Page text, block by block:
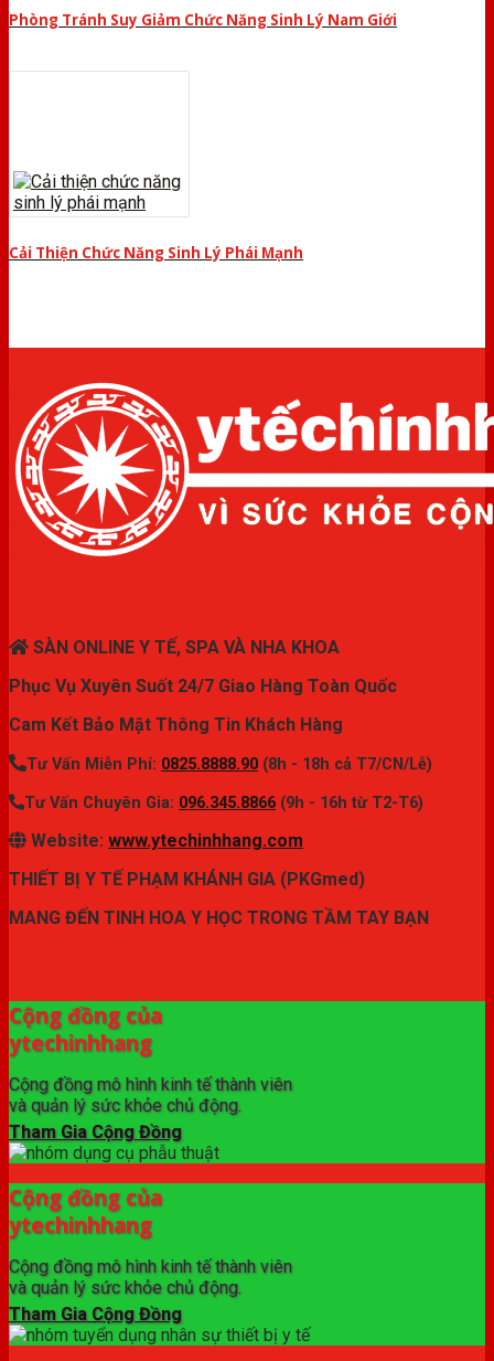
Phòng Tránh Suy Giảm Chức Năng Sinh Lý Nam Giới
Cải Thiện Chức Năng Sinh Lý Phái Mạnh
SÀN ONLINE Y TẾ, SPA VÀ NHA KHOA
Phục Vụ Xuyên Suốt 24/7 Giao Hàng Toàn Quốc
Cam Kết Bảo Mật Thông Tin Khách Hàng
Tư Vấn Miễn Phí: 0825.8888.90 (8h - 18h cả T7/CN/Lễ)
Tư Vấn Chuyên Gia: 096.345.8866 (9h - 16h từ T2-T6)
Website: www.ytechinhhang.com
THIẾT BỊ Y TẾ PHẠM KHÁNH GIA (PKGmed)
MANG ĐẾN TINH HOA Y HỌC TRONG TẦM TAY BẠN
Cộng đồng của
ytechinhhang
Cộng đồng mô hình kinh tế thành viên
và quản lý sức khỏe chủ động.
Tham Gia Cộng Đồng
Cộng đồng của
ytechinhhang
Cộng đồng mô hình kinh tế thành viên
và quản lý sức khỏe chủ động.
Tham Gia Cộng Đồng